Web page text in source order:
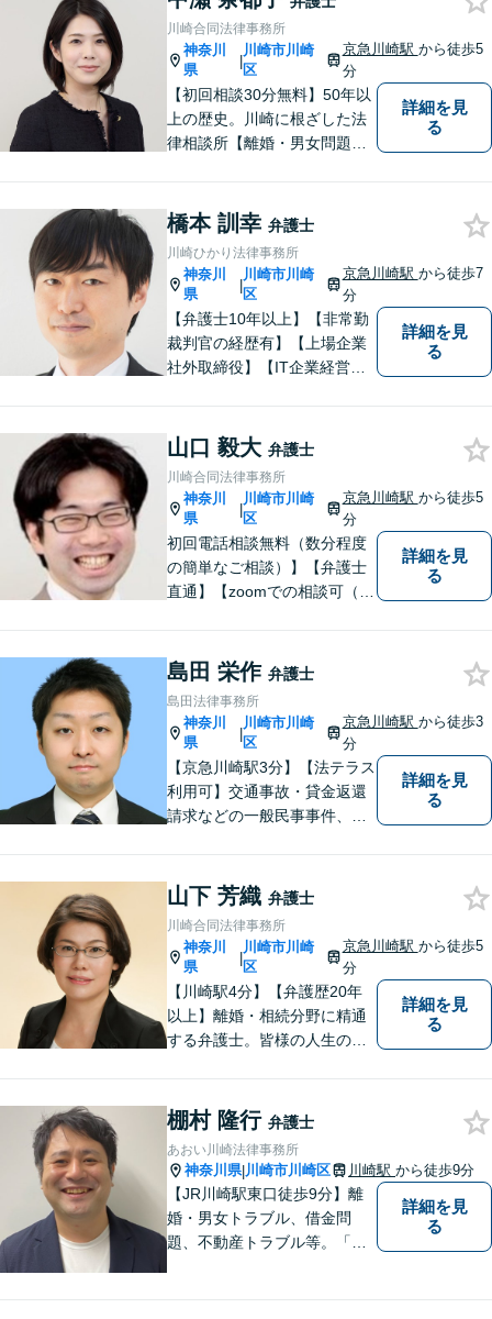
に特化 精神的なケアも視野
に入れて、真摯に対応します
【京急川崎駅4分】【休日面談
OK】
川崎合同法律事務所
神奈川
県
|
川崎市川崎
区
京急川崎駅 から徒歩5
分
【初回相談30分無料】50年以
上の歴史。川崎に根ざした法
律相談所【離婚・男女問題】
【京急川崎駅4分】【休日面談
可】
詳細を見
る
橋本 訓幸 弁護士
川崎ひかり法律事務所
神奈川
県
|
川崎市川崎
区
京急川崎駅 から徒歩7
分
【弁護士10年以上】【非常勤
裁判官の経歴有】【上場企業
社外取締役】【IT企業経営】
婚問題は、財産分与や慰謝料
請求に強みあり。そのほか、
交通事故・借金・企業法務に
も幅広く対応【当日・休日・
夜間相談可】
詳細を見
る
山口 毅大 弁護士
川崎合同法律事務所
神奈川
県
|
川崎市川崎
区
京急川崎駅 から徒歩5
分
初回電話相談無料（数分程度
の簡単なご相談）】【弁護士
直通】【zoomでの相談可（有
「街医者」のような弁護士
詳細を見
る
島田 栄作 弁護士
島田法律事務所
神奈川
県
|
川崎市川崎
区
京急川崎駅 から徒歩3
分
【京急川崎駅3分】【法テラス
利用可】交通事故・貸金返還
請求などの一般民事事件、離
人再生などの債務整理事件、
さらには刑事事件等幅広い分
野を取り扱っております。お
気軽にご相談ください【休
日・夜間相談可】
詳細を見
る
山下 芳織 弁護士
川崎合同法律事務所
神奈川
県
|
川崎市川崎
区
京急川崎駅 から徒歩5
分
【川崎駅4分】【弁護歴20年
以上】離婚・相続分野に精通
する弁護士。皆様の人生の大
導けるよう尽力しています。
ご希望やご不安な点はお気軽
にご相談ください。【初回無
料相談】
詳細を見
る
棚村 隆行 弁護士
あおい川崎法律事務所
神奈川県|川崎市川崎区 川崎駅 から徒歩9分
【JR川崎駅東口徒歩9分】離
婚・男女トラブル、借金問
題、不動産トラブル等。「弁
詳細を見
る